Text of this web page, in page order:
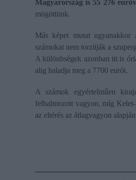
Magyarország is 55 276
mögöttünk.
Más képet mutat ugyanakkor
számokat nem torzítják a
A különbségek azonban itt is
alig haladja meg a 7700 eurót.
A számok egyértelműen
felhalmozott vagyon, míg Kelet-
az eltérés az átlagvagyon